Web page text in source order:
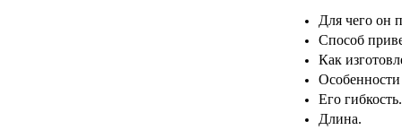
Для чего он
Способ
Как
Особенности
Его гибкость.
Длина.